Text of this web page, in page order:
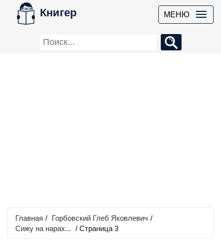
Книгер МЕНЮ
Главная / Горбовский Глеб Яковлевич /
Сижу на нарах... / Страница 3